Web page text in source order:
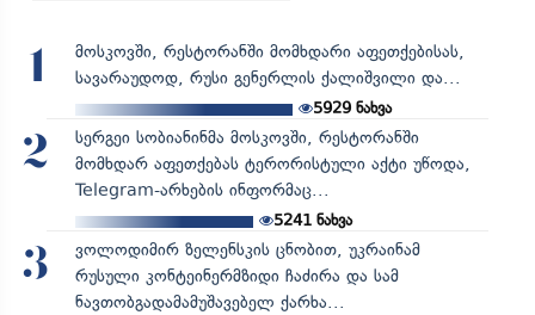
1
მოსკოვში, რესტორანში მომხდარი აფეთქებისას,
სავარაუდოდ, რუსი გენერლის ქალიშვილი და...
5929 ნახვა
2
სერგეი სობიანინმა მოსკოვში, რესტორანში
მომხდარ აფეთქებას ტერორისტული აქტი უწოდა,
Telegram-არხების ინფორმაც...
5241ნახვა
3
ვოლოდიმირ ზელენსკის ცნობით, უკრაინამ
რუსული კონტეინერმზიდი ჩაძირა და სამ
ნავთობგადამამუშავებელ ქარხა...